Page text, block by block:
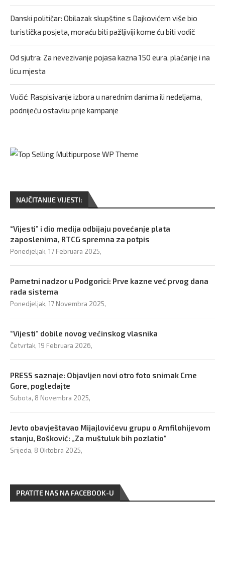
Danski političar: Obilazak skupštine s Dajkovićem više bio
turistička posjeta, moraću biti pažljiviji kome ću biti vodič
Od sjutra: Za nevezivanje pojasa kazna 150 eura, plaćanje i na
licu mjesta
Vučić: Raspisivanje izbora u narednim danima ili nedeljama,
podnijeću ostavku prije kampanje
NAJČITANIJE VIJESTI:
“Vijesti” i dio medija odbijaju povećanje plata
zaposlenima, RTCG spremna za potpis
Ponedjeljak, 17 Februara 2025,
Pametni nadzor u Podgorici: Prve kazne već prvog dana
rada sistema
Ponedjeljak, 17 Novembra 2025,
“Vijesti” dobile novog većinskog vlasnika
Četvrtak, 19 Februara 2026,
PRESS saznaje: Objavljen novi otro foto snimak Crne
Gore, pogledajte
Subota, 8 Novembra 2025,
Jevto obavještavao Mijajlovićevu grupu o Amfilohijevom
stanju, Bošković: „Za muštuluk bih pozlatio“
Srijeda, 8 Oktobra 2025,
PRATITE NAS NA FACEBOOK-U